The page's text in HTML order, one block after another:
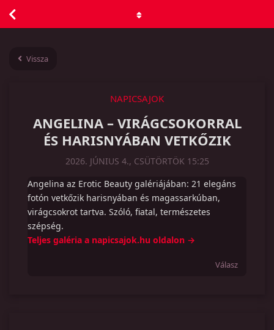
Vissza
NAPICSAJOK
ANGELINA – VIRÁGCSOKORRAL
ÉS HARISNYÁBAN VETKŐZIK
2026. JÚNIUS 4., CSÜTÖRTÖK 15:25
Angelina az Erotic Beauty galériájában: 21 elegáns
fotón vetkőzik harisnyában és magassarkúban,
virágcsokrot tartva. Szóló, fiatal, természetes
szépség.
Teljes galéria a napicsajok.hu oldalon →
Válasz